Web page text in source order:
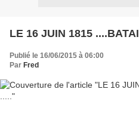
LE 16 JUIN 1815
Publié le 16/06/2015 à 06:00
Par Fred